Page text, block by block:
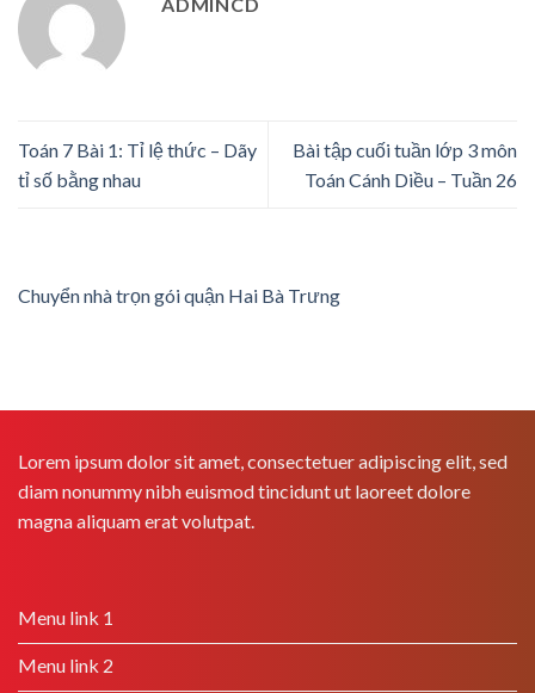
Toán 7 Bài 1: Tỉ lệ thức – Dãy
tỉ số bằng nhau
Bài tập cuối tuần lớp 3 môn
Toán Cánh Diều – Tuần 26
Chuyển nhà trọn gói quận Hai Bà Trưng
Lorem ipsum dolor sit amet, consectetuer adipiscing elit, sed
diam nonummy nibh euismod tincidunt ut laoreet dolore
magna aliquam erat volutpat.
Menu link 1
Menu link 2